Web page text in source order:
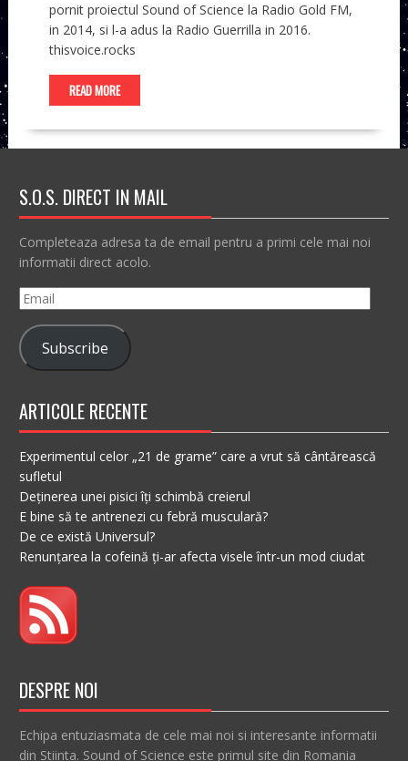
pornit proiectul Sound of Science la Radio Gold FM,
in 2014, si l-a adus la Radio Guerrilla in 2016.
thisvoice.rocks
READ MORE
S.O.S. DIRECT IN MAIL
Completeaza adresa ta de email pentru a primi cele mai noi
informatii direct acolo.
Email
Subscribe
ARTICOLE RECENTE
Experimentul celor „21 de grame” care a vrut să cântărească
sufletul
Deținerea unei pisici îți schimbă creierul
E bine să te antrenezi cu febră musculară?
De ce există Universul?
Renunțarea la cofeină ți-ar afecta visele într-un mod ciudat
DESPRE NOI
Echipa entuziasmata de cele mai noi si interesante informatii
din Stiinta. Sound of Science este primul site din Romania